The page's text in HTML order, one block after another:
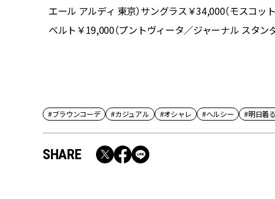
エール アルディ 東京）サングラス￥34,000（モスコッ
ベルト￥19,000（プントヴィータ／ジャーナル スタン
#ブラウンコーデ #カジュアル #オシャレ #ヘルシー #明日着
SHARE